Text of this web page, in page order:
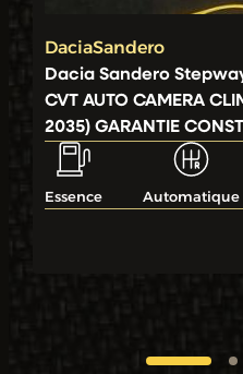
DaciaSandero
Dacia Sandero
CVT AUTO CAMERA
2035) GARANTIE
Essence Automatique